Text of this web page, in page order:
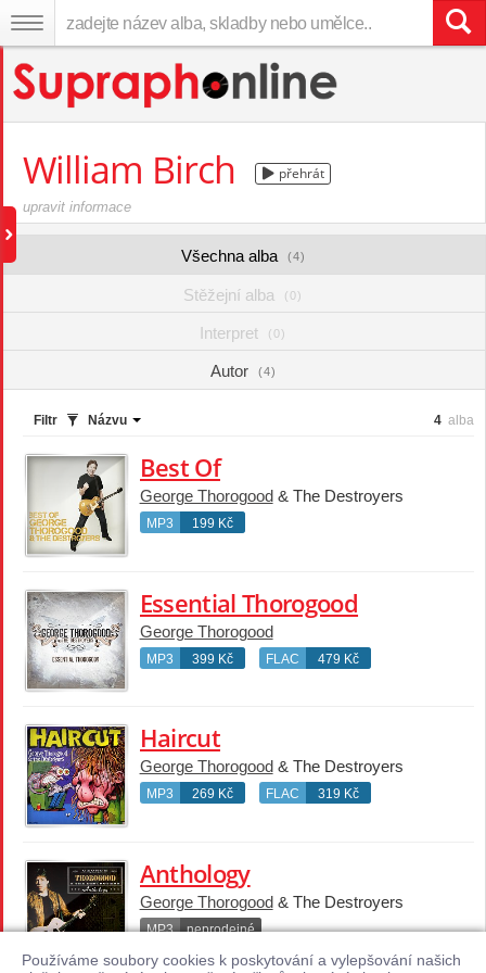
Používáme soubory cookies k poskytování a vylepšování našich
William Birch přehrát
upravit informace
Všechna alba (4)
Stěžejní alba (0)
Interpret (0)
Autor (4)
Filtr Názvu 4 alba
Best Of
George Thorogood& The Destroyers
MP3 199 Kč
Essential Thorogood
George Thorogood
MP3 399 Kč FLAC 479 Kč
Haircut
George Thorogood& The Destroyers
MP3 269 Kč FLAC 319 Kč
Anthology
George Thorogood& The Destroyers
MP3 neprodejné